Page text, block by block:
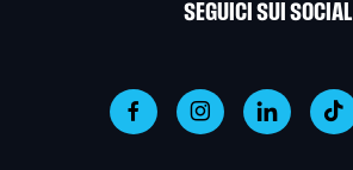
SEGUICI SUI SOCIAL